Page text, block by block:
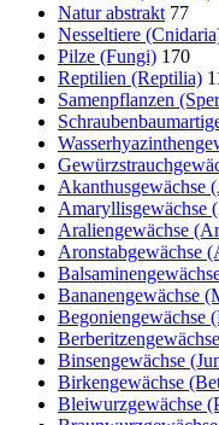
Natur abstrakt 77
Nesseltiere
Pilze (Fungi) 170
Reptilien (Reptilia)
Samenpflanzen
Akanthusgewächse
Amaryllisgewächse
Araliengewächse
Aronstabgewächse
Bananengewächse
Begoniengewächse
Binsengewächse
Birkengewächse
Bleiwurzgewächse